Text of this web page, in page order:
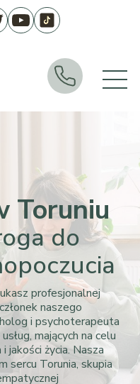
Toruniu
do
profesjonalnej
naszego
i psychoterapeuta
mających na celu
jakości życia. Nasza
sercu Torunia, skupia